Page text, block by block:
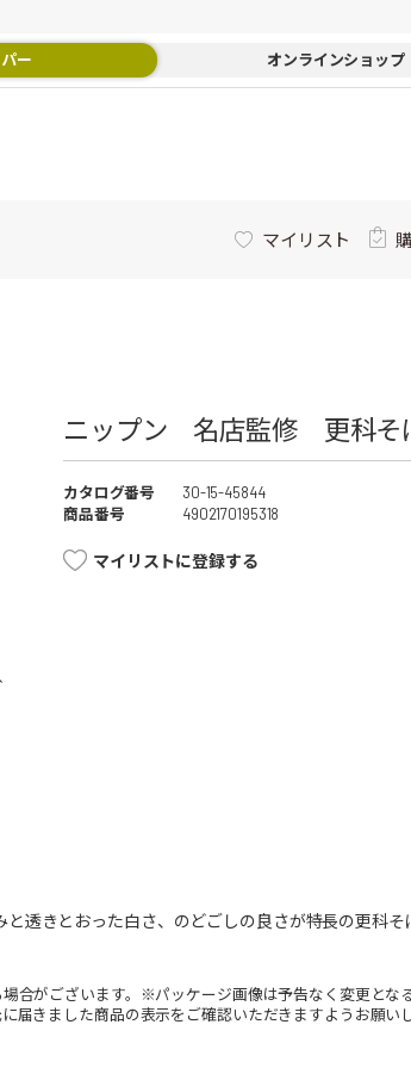
ー オンラインショップ
マイリスト
ニップン 名店監修 更科
カタログ番号
30-15-45844
商品番号
4902170195318
マイリストに登録する
透きとおった白さ、のどごしの良さが特長の更科
合がございます。※パッケージ画像は予告なく変更とな
届きました商品の表示をご確認いただきますようお願いし